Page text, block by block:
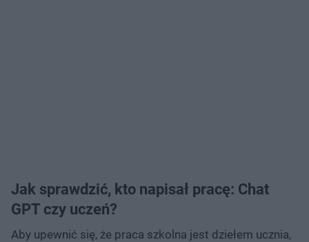
Jak sprawdzić, kto napisał pracę: Chat
GPT czy uczeń?
Aby upewnić się, że praca szkolna jest dziełem ucznia,